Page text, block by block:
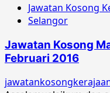
Jawatan Kosong
Selangor
Jawatan Kosong
Februari 2016